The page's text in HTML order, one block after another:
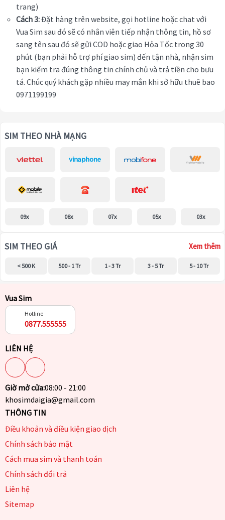
trang)
Cách 3:Đặt hàng trên website, gọi hotline hoặc chat với
Vua Sim sau đó sẽ có nhân viên tiếp nhận thông tin, hồ sơ
sang tên sau đó sẽ gửi COD hoặc giao Hỏa Tốc trong 30
phút (bạn phải hỗ trợ phí giao sim) đến tận nhà, nhận sim
bạn kiểm tra đúng thông tin chính chủ và trả tiền cho bưu
tá. Chúc quý khách gặp nhiều may mắn khi sở hữu thuê bao
0971199199
SIM THEO NHÀ MẠNG
09x 08x 07x 05x 03x
SIM THEO GIÁ Xem thêm
< 500 K 500 - 1 Tr 1 - 3 Tr 3 - 5 Tr 5 - 10 Tr
Vua Sim
Hotline
0877.555555
LIÊN HỆ
Giờ mở cửa:08:00 - 21:00
khosimdaigia@gmail.com
THÔNG TIN
Điều khoản và điều kiện giao dịch
Chính sách bảo mật
Cách mua sim và thanh toán
Chính sách đổi trả
Liên hệ
Sitemap